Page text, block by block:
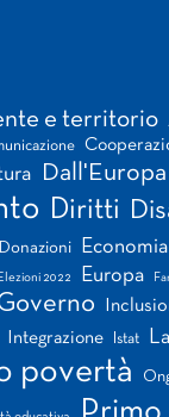
e territorio
Dall'Europa
Diritti
Donazioni
Elezioni 2022 Europa
Integrazione Istat
povertà